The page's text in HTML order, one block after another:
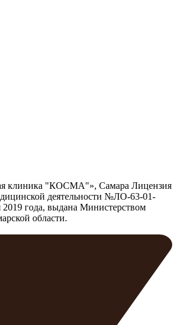
клиника "КОСМА"», Самара Лицензия
деятельности №ЛО-63-01-
2019 года, выдана Министерством
области.